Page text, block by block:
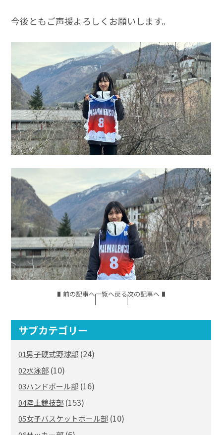
今後ともご声援よろしくお願いします。
前の記事へ一覧へ戻る次の記事へ
サブカテゴリー
01男子硬式野球部 (24)
02水泳部 (10)
03ハンドボール部 (16)
04陸上競技部 (153)
05女子バスケットボール部 (10)